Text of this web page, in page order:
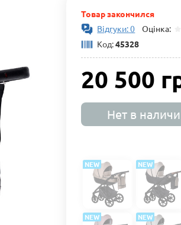
Товар закончился
Відгуки: 0 Оцінка:
Код:45328
20 500
Нет в
NEW NEW
NEW NEW